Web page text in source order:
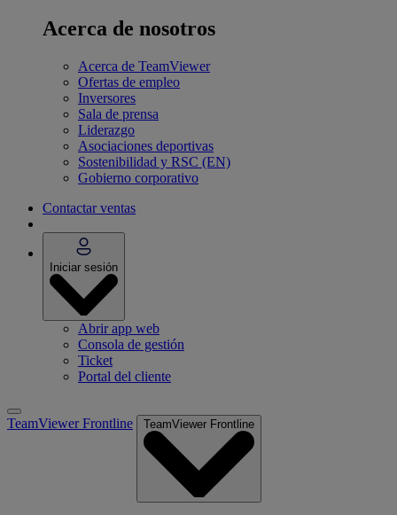
Acerca de nosotros
Acerca de TeamViewer
Ofertas de empleo
Inversores
Sala de prensa
Liderazgo
Asociaciones deportivas
Sostenibilidad y RSC (EN)
Gobierno corporativo
Contactar ventas
Iniciar sesión
Abrir app web
Consola de gestión
Ticket
Portal del cliente
TeamViewer Frontline TeamViewer Frontline